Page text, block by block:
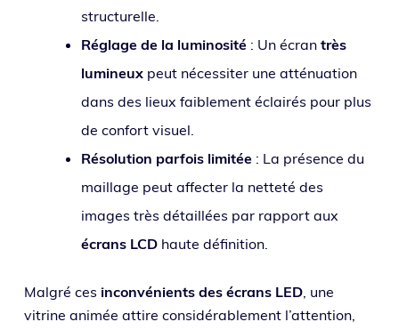
structurelle.
Réglage de la lumi­no­si­té : Un écran très
lumi­neuxpeut néces­si­ter une atté­nua­tion
dans des lieux fai­ble­ment éclai­rés pour plus
de confort visuel.
Résolution par­fois limi­tée : La pré­sence du
maillage peut affec­ter la net­te­té des
images très détaillées par rap­port aux
écrans LCDhaute définition.
Malgré ces incon­vé­nients des écrans LED, une
vitrine ani­mée attire consi­dé­ra­ble­ment l’attention,